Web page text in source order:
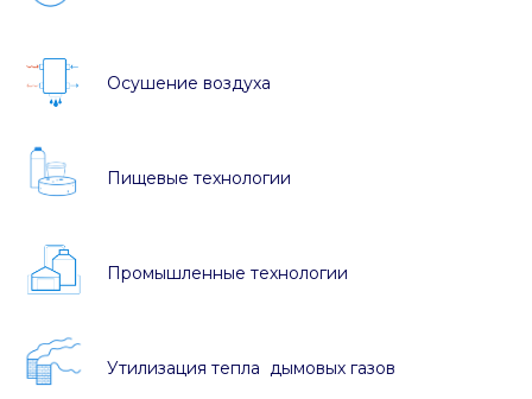
Осушение воздуха
Пищевые технологии
Промышленные технологии
Утилизация тепла дымовых газов